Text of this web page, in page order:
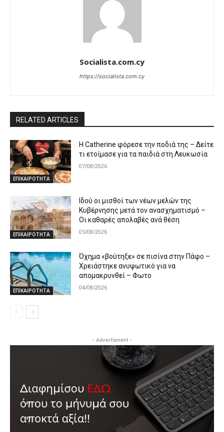
Socialista.com.cy
https://socialista.com.cy
RELATED ARTICLES
ΕΠΙΚΑΙΡΟΤΗΤΑ
Η Catherine φόρεσε την ποδιά της – Δείτε
τι ετοίμασε για τα παιδιά στη Λευκωσία
07/08/2026
ΕΠΙΚΑΙΡΟΤΗΤΑ
Ιδού οι μισθοί των νέων μελών της
Κυβέρνησης μετά τον ανασχηματισμό –
Οι καθαρές απολαβές ανά θέση
05/08/2026
ΕΠΙΚΑΙΡΟΤΗΤΑ
Όχημα «βούτηξε» σε πισίνα στην Πάφο –
Χρειάστηκε ανυψωτικό για να
απομακρυνθεί – Φωτο
04/08/2026
- Advertisment -